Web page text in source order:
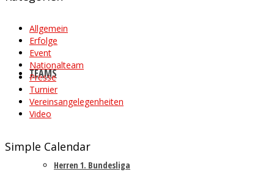
TEAMS
Herren 1. Bundesliga
Allgemein
Erfolge
Event
Nationalteam
Presse
Turnier
Vereinsangelegenheiten
Video
Simple Calendar